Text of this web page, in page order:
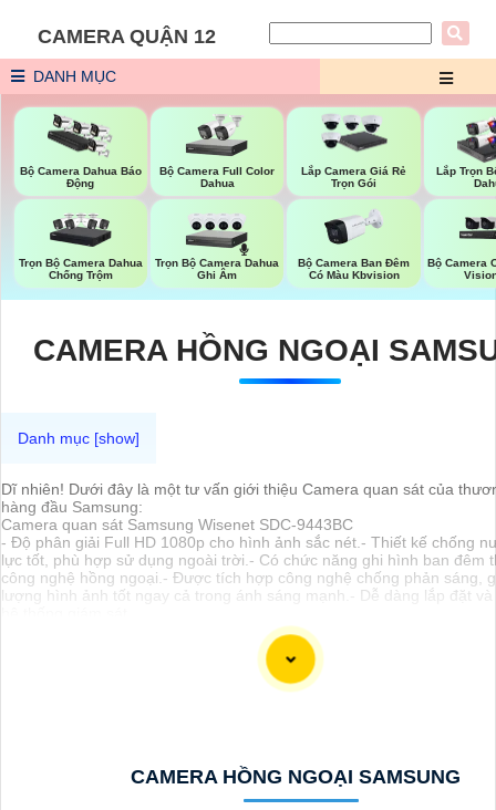
CAMERA QUẬN 12
DANH MỤC
Bộ Camera Dahua Báo
Động
Bộ Camera Full Color
Dahua
Lắp Camera Giá Rẻ
Trọn Gói
Lắp Trọn
Trọn Bộ Camera Dahua
Chống Trộm
Trọn Bộ Camera Dahua
Ghi Âm
Bộ Camera Ban Đêm
Có Màu Kbvision
Bộ Camera
CAMERA HỒNG NGOẠI
Dĩ nhiên! Dưới đây là một tư vấn giới thiệu Camera quan sát của
hàng đầu Samsung:
Camera quan sát Samsung Wisenet SDC-9443BC
- Độ phân giải Full HD 1080p cho hình ảnh sắc nét.- Thiết kế chống
lực tốt, phù hợp sử dụng ngoài trời.- Có chức năng ghi hình ban đêm
công nghệ hồng ngoại.- Được tích hợp công nghệ chống phản sáng,
lượng hình ảnh tốt ngay cả trong ánh sáng mạnh.- Dễ dàng lắp đặt
Nếu bạn cần thêm thông tin hoặc có bất kỳ câu hỏi nào khác về
CAMERA HỒNG NGOẠI SAMSUNG